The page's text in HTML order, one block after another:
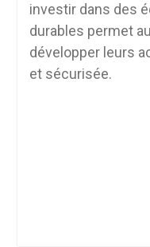
investir dans des
durables permet
développer leurs
et sécurisée.